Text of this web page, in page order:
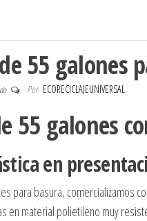
55 galones
Por ECORECICLAJEUNIVERSAL
55 galones
en
para basura, comercializamos
en material polietileno muy